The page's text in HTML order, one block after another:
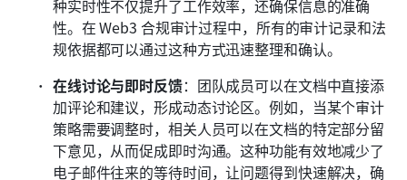
种实时性不仅提升了工作效率，还确保信息的准确
性。在 Web3 合规审计过程中，所有的审计记录和法
规依据都可以通过这种方式迅速整理和确认。
在线讨论与即时反馈：团队成员可以在文档中直接添
加评论和建议，形成动态讨论区。例如，当某个审计
策略需要调整时，相关人员可以在文档的特定部分留
下意见，从而促成即时沟通。这种功能有效地减少了
电子邮件往来的等待时间，让问题得到快速解决，确